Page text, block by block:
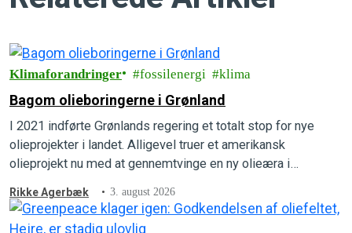
Klimaforandringer fossilenergi klima
Bagom olieboringerne i Grønland
I 2021 indførte Grønlands regering et totalt stop for nye
olieprojekter i landet. Alligevel truer et amerikansk
olieprojekt nu med at gennemtvinge en ny olieæra i
hvad der er på spil, og hvad der kan gøres for at forhindre
det i at ske.
Rikke Agerbæk 3. august 2026